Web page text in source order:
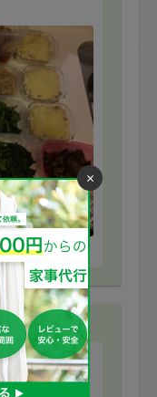
用意するのを忘
主観的な感想です。
×